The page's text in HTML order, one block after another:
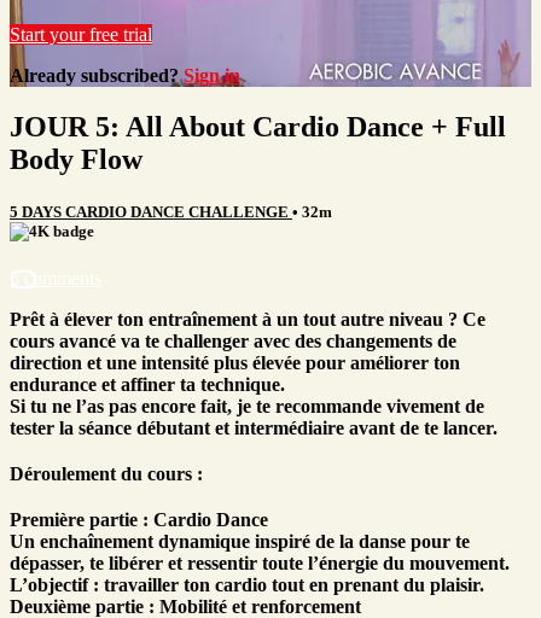
Start your free trial
Already subscribed?Sign in
JOUR 5: All About Cardio Dance + Full
Body Flow
5 DAYS CARDIO DANCE CHALLENGE • 32m
Prêt à élever ton entraînement à un tout autre niveau ? Ce
cours avancé va te challenger avec des changements de
direction et une intensité plus élevée pour améliorer ton
endurance et affiner ta technique.
Si tu ne l’as pas encore fait, je te recommande vivement de
tester la séance débutant et intermédiaire avant de te lancer.
Déroulement du cours :
Première partie : Cardio Dance
Un enchaînement dynamique inspiré de la danse pour te
dépasser, te libérer et ressentir toute l’énergie du mouvement.
L’objectif : travailler ton cardio tout en prenant du plaisir.
Deuxième partie : Mobilité et renforcement